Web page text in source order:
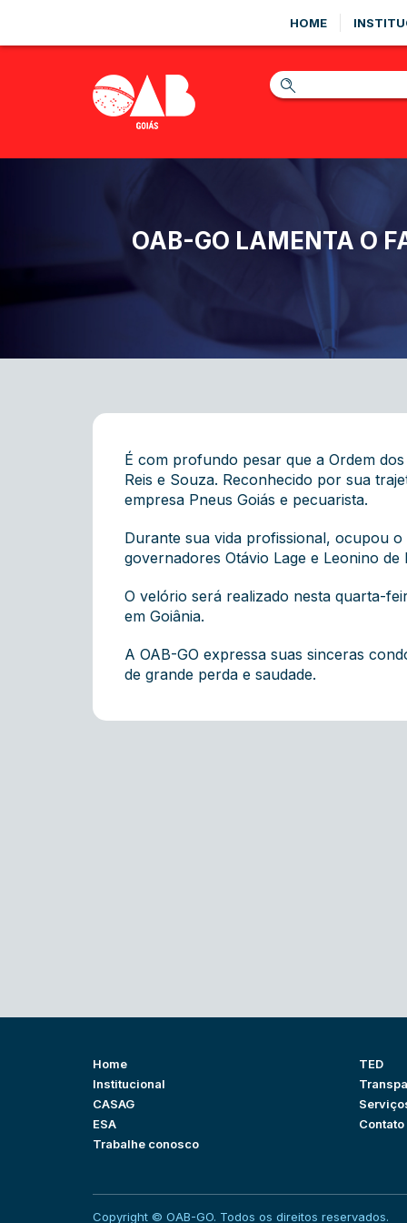
HOME
OAB-GO LAMENTA O
É com profundo pesar que a Ordem
Reis e Souza. Reconhecido por sua
empresa Pneus Goiás e pecuarista.
Durante sua vida profissional, ocupou
governadores Otávio Lage e Leonino
O velório será realizado nesta quarta-
em Goiânia.
A OAB-GO expressa suas sinceras
de grande perda e saudade.
Home
Institucional
CASAG
ESA
Trabalhe conosco
TED
Contato
Copyright © OAB-GO. Todos os direitos reservados.